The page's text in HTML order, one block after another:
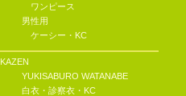
ワンピース
男性用
ケーシー・KC
KAZEN
YUKISABURO WATANABE
白衣・診察衣・KC